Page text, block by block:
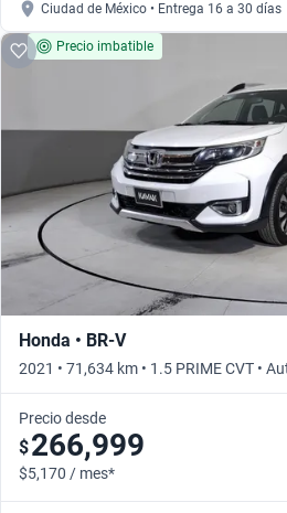
Ciudad de México • Entrega 16 a 30 días
Precio imbatible
Honda • BR-V
2021 • 71,634 km • 1.5 PRIME CVT •
Precio desde
$266,999
$5,170 / mes*